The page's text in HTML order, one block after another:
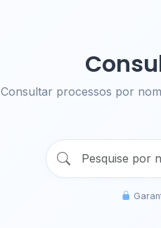
Consultar processos por